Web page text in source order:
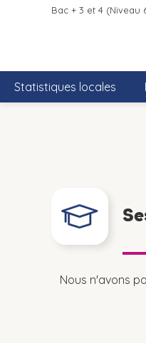
Bac + 3 et 4 (Niveau
Statistiques locales
Nous n'avons